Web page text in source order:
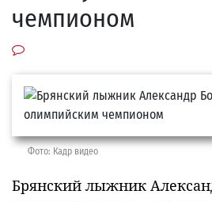
чемпионом
Фото: Кадр видео
Брянский лыжник